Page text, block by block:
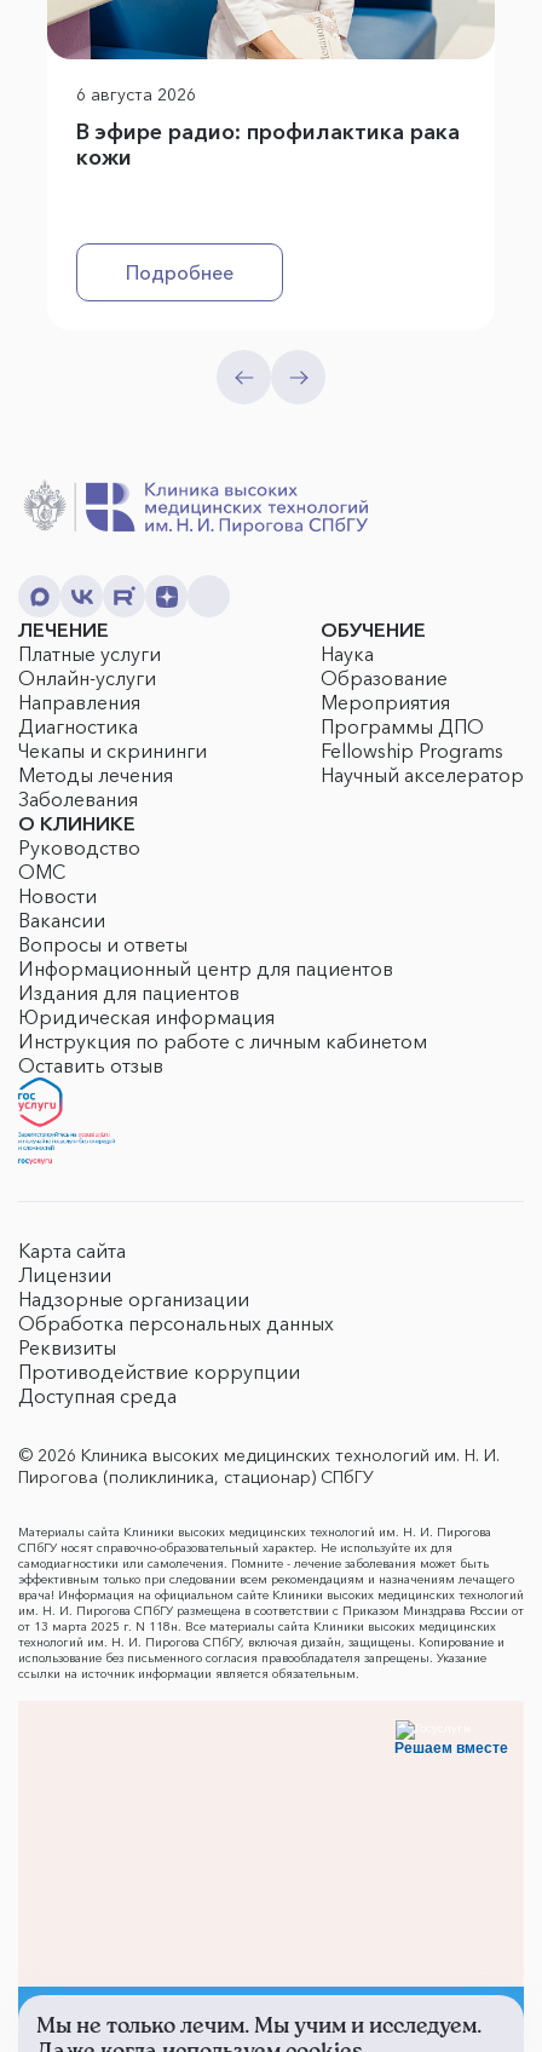
6 августа 2026
В эфире радио: профилактика рака
кожи
Подробнее
ЛЕЧЕНИЕ
Платные услуги
Онлайн-услуги
Направления
Диагностика
Чекапы и скрининги
Методы лечения
Заболевания
ОБУЧЕНИЕ
Наука
Образование
Мероприятия
Программы ДПО
Fellowship Programs
Научный акселератор
О КЛИНИКЕ
Руководство
ОМС
Новости
Вакансии
Вопросы и ответы
Информационный центр для пациентов
Издания для пациентов
Юридическая информация
Инструкция по работе с личным кабинетом
Оставить отзыв
Карта сайта
Лицензии
Надзорные организации
Обработка персональных данных
Реквизиты
Противодействие коррупции
Доступная среда
© 2026 Клиника высоких медицинских технологий им. Н. И.
Пирогова (поликлиника, стационар) СПбГУ
Материалы сайта Клиники высоких медицинских технологий им. Н. И. Пирогова
СПбГУ носят справочно-образовательный характер. Не используйте их для
самодиагностики или самолечения. Помните - лечение заболевания может быть
эффективным только при следовании всем рекомендациям и назначениям лечащего
врача! Информация на официальном сайте Клиники высоких медицинских технологий
им. Н. И. Пирогова СПбГУ размещена в соответствии с Приказом Минздрава России от
от 13 марта 2025 г. N 118н. Все материалы сайта Клиники высоких медицинских
технологий им. Н. И. Пирогова СПбГУ, включая дизайн, защищены. Копирование и
использование без письменного согласия правообладателя запрещены. Указание
ссылки на источник информации является обязательным.
Решаем вместе
Не смогли записаться к
Мы не только лечим. Мы учим и исследуем.